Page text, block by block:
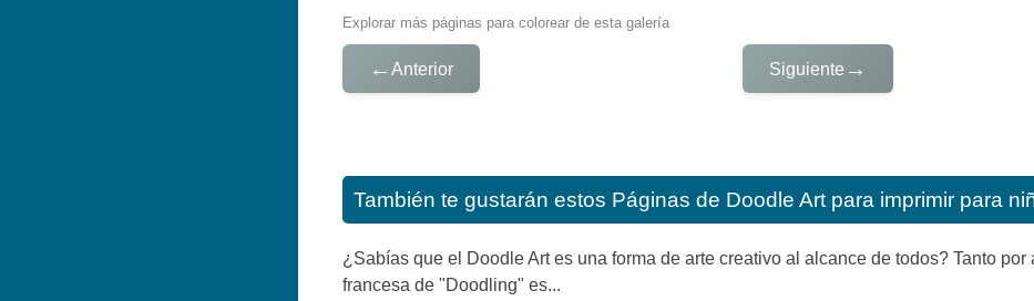
Explorar más páginas para colorear de esta galería
← Anterior Siguiente →
También te gustarán estos Páginas de Doodle Art para imprimir para
¿Sabías que el Doodle Art es una forma de arte creativo al alcance de todos? Tanto
francesa de "Doodling" es...